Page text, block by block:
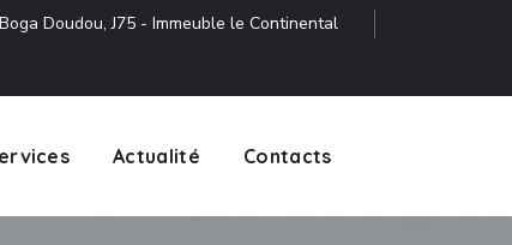
Doudou, J75 - Immeuble le Continental
Actualité Contacts